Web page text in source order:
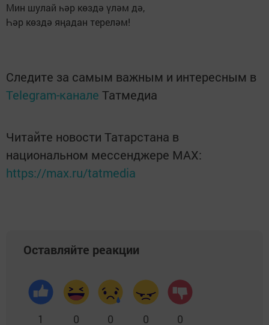
Мин шулай һәр көздә үләм дә,
Һәр көздә яңадан тереләм!
Следите за самым важным и интересным в
Telegram-канале Татмедиа
Читайте новости Татарстана в
национальном мессенджере MАХ:
https://max.ru/tatmedia
Оставляйте реакции
1 0 0 0 0